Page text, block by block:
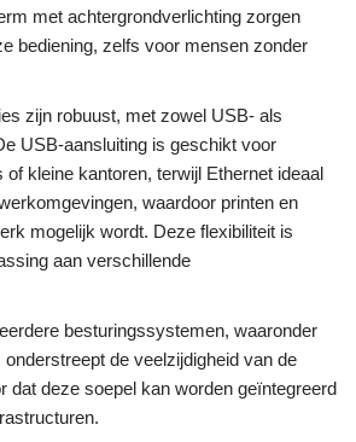
met achtergrondverlichting zorgen
bediening, zelfs voor mensen zonder
zijn robuust, met zowel USB- als
USB-aansluiting is geschikt voor
of kleine kantoren, terwijl Ethernet ideaal
waardoor printen en
mogelijk wordt. Deze flexibiliteit is
aan verschillende
besturingssystemen, waaronder
de veelzijdigheid van de
dat deze soepel kan worden geïntegreerd